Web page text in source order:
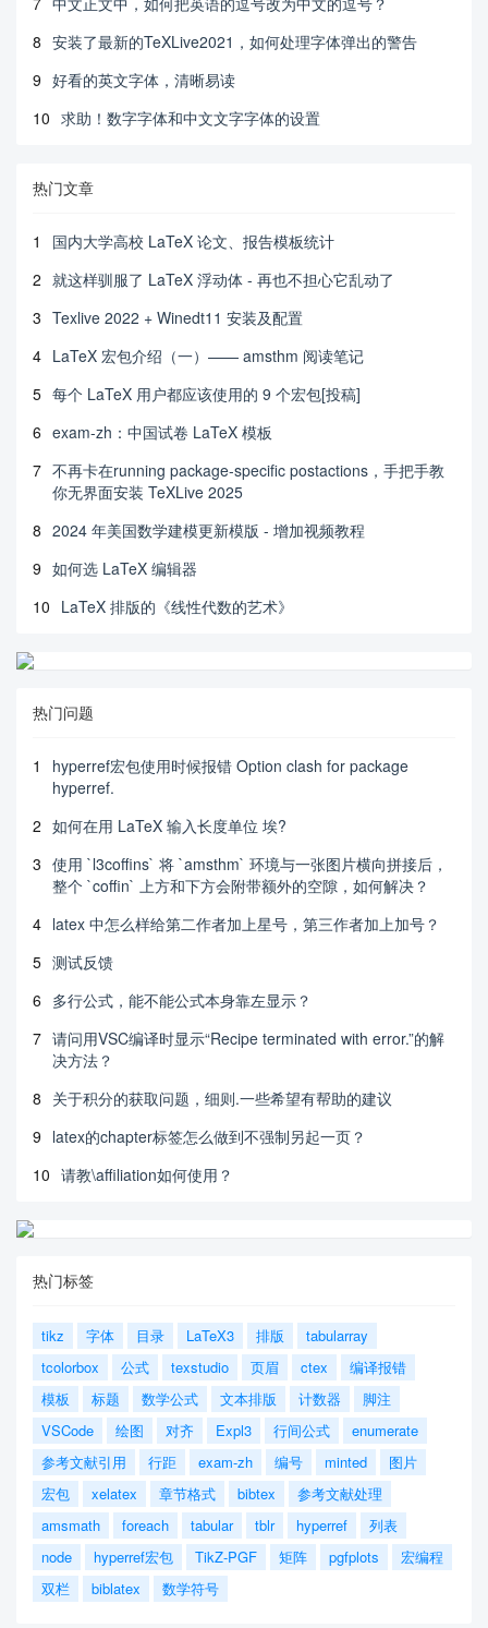
8 安装了最新的TeXLive2021，如何处理字体弹出的警告
9 好看的英文字体，清晰易读
10 求助！数字字体和中文文字字体的设置
热门文章
1
国内大学高校 LaTeX 论文、报告模板统计
2 就这样驯服了 LaTeX 浮动体 - 再也不担心它乱动了
3 Texlive 2022 + Winedt11 安装及配置
4 LaTeX 宏包介绍（一）—— amsthm 阅读笔记
5 每个 LaTeX 用户都应该使用的 9 个宏包[投稿]
6 exam-zh：中国试卷 LaTeX 模板
7 不再卡在running package-specific postactions，手把手教
你无界面安装 TeXLive 2025
8 2024 年美国数学建模更新模版 - 增加视频教程
9 如何选 LaTeX 编辑器
10 LaTeX 排版的《线性代数的艺术》
热门问题
1
hyperref宏包使用时候报错 Option clash for package
hyperref.
2 如何在用 LaTeX 输入长度单位 埃?
3 使用 `l3coffins` 将 `amsthm` 环境与一张图片横向拼接后，
整个 `coffin` 上方和下方会附带额外的空隙，如何解决？
4 latex 中怎么样给第二作者加上星号，第三作者加上加号？
5 测试反馈
6 多行公式，能不能公式本身靠左显示？
7 请问用VSC编译时显示“Recipe terminated with error.”的解
决方法？
8 关于积分的获取问题，细则.一些希望有帮助的建议
9 latex的chapter标签怎么做到不强制另起一页？
10 请教\affiliation如何使用？
热门标签
tikz 字体 目录 LaTeX3 排版
tabularray
tcolorbox
公式 texstudio 页眉 ctex
编译报错
模板
标题 数学公式 文本排版 计数器
脚注
VSCode
绘图 对齐 Expl3 行间公式
enumerate
参考文献引用
行距 exam-zh 编号 minted
图片
宏包
xelatex 章节格式 bibtex
参考文献处理
amsmath
foreach tabular tblr hyperref
列表
node
hyperref宏包 TikZ-PGF 矩阵 pgfplots
宏编程
双栏
biblatex 数学符号